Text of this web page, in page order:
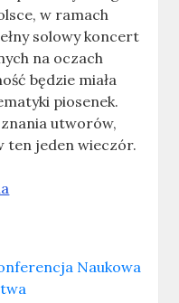
w ramach
solowy koncert
na oczach
będzie miała
piosenek.
utworów,
ten jeden wieczór.
Naukowa